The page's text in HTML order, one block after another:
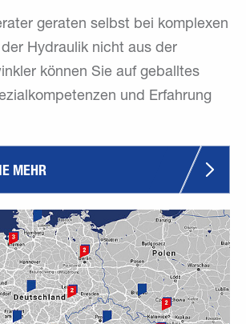
geraten selbst bei komplexen
Hydraulik nicht aus der
können Sie auf geballtes
und Erfahrung
MEHR